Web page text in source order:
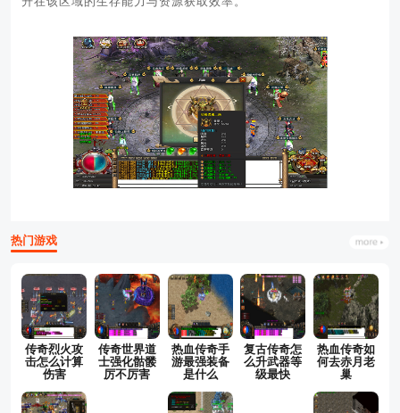
热门游戏
传奇烈火攻
击怎么计算
伤害
传奇世界道
士强化骷髅
厉不厉害
热血传奇手
游最强装备
是什么
复古传奇怎
么升武器等
级最快
热血传奇如
何去赤月老
巢